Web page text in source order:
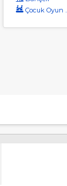
Çocuk Oyun Alanı